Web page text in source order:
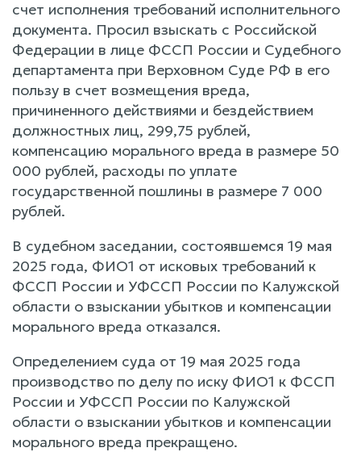
счет исполнения требований исполнительного
документа. Просил взыскать с Российской
Федерации в лице ФССП России и Судебного
департамента при Верховном Суде РФ в его
пользу в счет возмещения вреда,
причиненного действиями и бездействием
должностных лиц, 299,75 рублей,
компенсацию морального вреда в размере 50
000 рублей, расходы по уплате
государственной пошлины в размере 7 000
рублей.
В судебном заседании, состоявшемся 19 мая
2025 года, ФИО1 от исковых требований к
ФССП России и УФССП России по Калужской
области о взыскании убытков и компенсации
морального вреда отказался.
Определением суда от 19 мая 2025 года
производство по делу по иску ФИО1 к ФССП
России и УФССП России по Калужской
области о взыскании убытков и компенсации
морального вреда прекращено.